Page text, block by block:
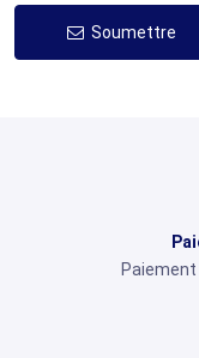
Soumettre